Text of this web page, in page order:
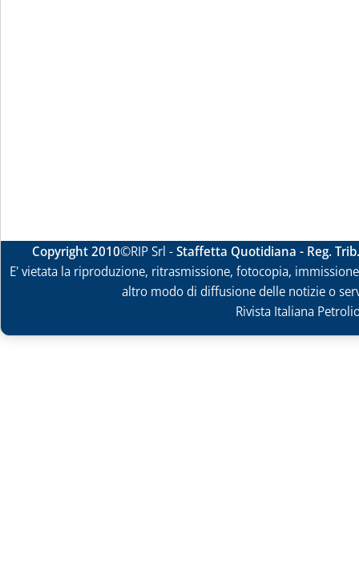
Copyright 2010©RIP Srl -Staffetta Quotidiana - Reg.
E' vietata la riproduzione, ritrasmissione, fotocopia,
altro modo di diffusione delle notizie o
Rivista Italiana